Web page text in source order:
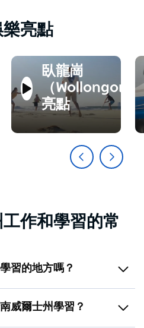
亮點
玩
臥龍崗
（Wollongong
亮點
作和學習的常
習的地方嗎？
威爾士州學習？